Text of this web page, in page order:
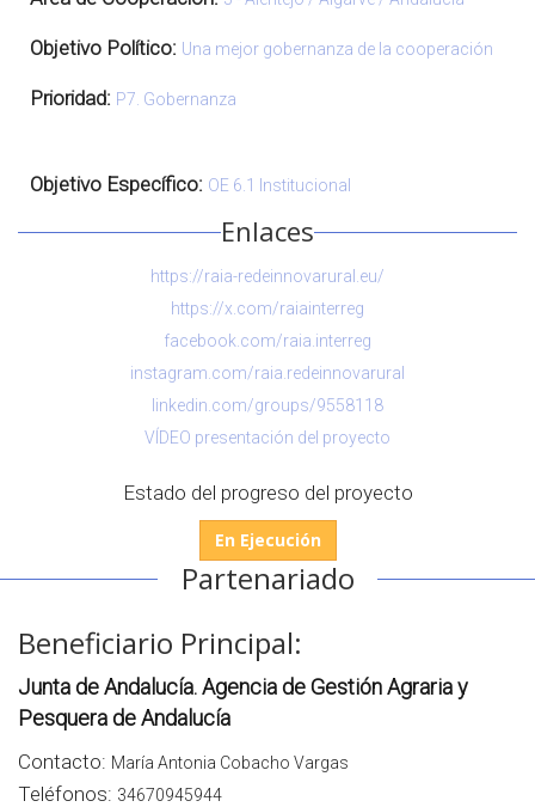
Objetivo Político: Una mejor gobernanza de la cooperación
Prioridad: P7. Gobernanza
Objetivo Específico: OE 6.1 Institucional
Enlaces
https://raia-redeinnovarural.eu/
https://x.com/raiainterreg
facebook.com/raia.interreg
instagram.com/raia.redeinnovarural
linkedin.com/groups/9558118
VÍDEO presentación del proyecto
Estado del progreso del proyecto
En Ejecución
Partenariado
Beneficiario Principal:
Junta de Andalucía. Agencia de Gestión Agraria y
Pesquera de Andalucía
Contacto: María Antonia Cobacho Vargas
Teléfonos: 34670945944